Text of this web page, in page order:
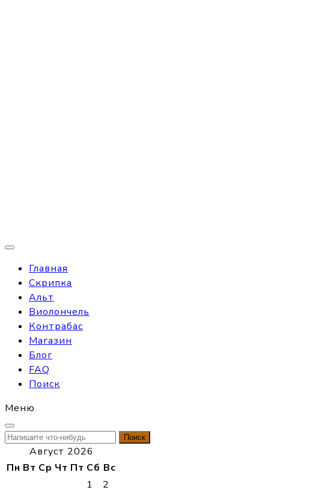
Главная
Скрипка
Альт
Виолончель
Контрабас
Магазин
Блог
FAQ
Поиск
Меню
Найти:
Август 2026
Пн Вт Ср Чт Пт Сб Вс
1
2